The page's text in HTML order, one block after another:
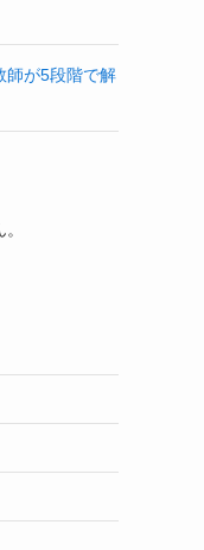
師が5段階で解